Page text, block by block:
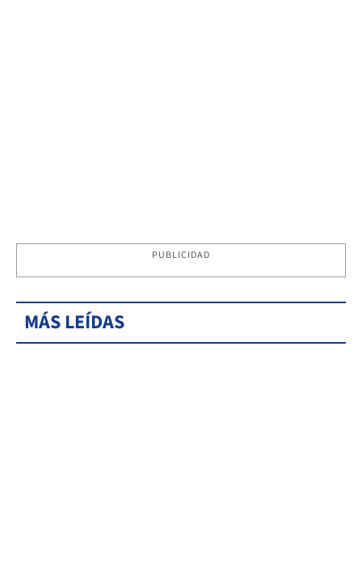
PUBLICIDAD
MÁS LEÍDAS